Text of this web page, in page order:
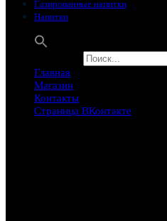
Газированные напитки
Напитки
Главная
Магазин
Контакты
Страница ВКонтакте